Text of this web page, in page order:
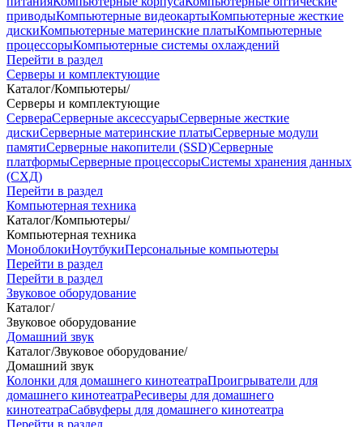
приводыКомпьютерные видеокартыКомпьютерные жесткие
дискиКомпьютерные материнские платыКомпьютерные
процессорыКомпьютерные системы охлаждений
Перейти в раздел
Серверы и комплектующие
Каталог/Компьютеры/
Серверы и комплектующие
СервераСерверные аксессуарыСерверные жесткие
дискиСерверные материнские платыСерверные модули
памятиСерверные накопители (SSD)Серверные
платформыСерверные процессорыСистемы хранения данных
(СХД)
Перейти в раздел
Компьютерная техника
Каталог/Компьютеры/
Компьютерная техника
МоноблокиНоутбукиПерсональные компьютеры
Перейти в раздел
Перейти в раздел
Звуковое оборудование
Каталог/
Звуковое оборудование
Домашний звук
Каталог/Звуковое оборудование/
Домашний звук
Колонки для домашнего кинотеатраПроигрыватели для
домашнего кинотеатраРесиверы для домашнего
кинотеатраСабвуферы для домашнего кинотеатра
Перейти в раздел